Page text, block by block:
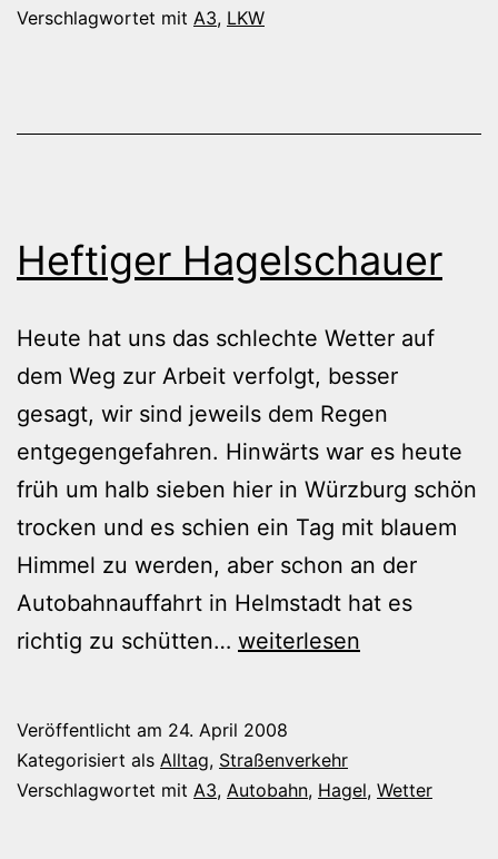
Verschlagwortet mit A3, LKW
Heftiger Hagelschauer
Heute hat uns das schlechte Wetter auf
dem Weg zur Arbeit verfolgt, besser
gesagt, wir sind jeweils dem Regen
entgegengefahren. Hinwärts war es heute
früh um halb sieben hier in Würzburg schön
trocken und es schien ein Tag mit blauem
Himmel zu werden, aber schon an der
Autobahnauffahrt in Helmstadt hat es
richtig zu schütten… Heftiger
weiterlesen
Veröffentlicht am 24. April 2008
Kategorisiert als Alltag, Straßenverkehr
Verschlagwortet mit A3, Autobahn, Hagel, Wetter